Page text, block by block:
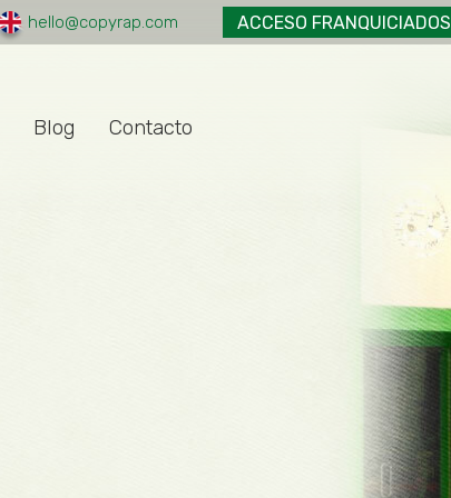
hello@copyrap.com ACCESO FRANQUICIADOS
Blog Contacto